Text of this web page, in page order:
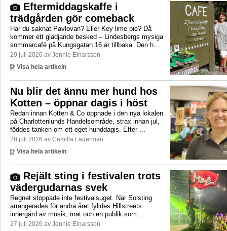
Eftermiddagskaffe i
trädgården gör comeback
Har du saknat Pavlovan? Eller Key lime pie? Då
kommer ett glädjande besked – Lindesbergs mysiga
sommarcafé på Kungsgatan 16 är tillbaka. Den h...
29 juli 2026 av Jennie Einarsson
Visa hela artikeln
Nu blir det ännu mer hund hos
Kotten – öppnar dagis i höst
Redan innan Kotten & Co öppnade i den nya lokalen
på Charlottenlunds Handelsområde, strax innan jul,
föddes tanken om ett eget hunddagis. Efter ...
28 juli 2026 av Camilla Lagerman
Visa hela artikeln
Rejält sting i festivalen trots
vädergudarnas svek
Regnet stoppade inte festivalsuget. När Solsting
arrangerades för andra året fylldes Hillstreets
innergård av musik, mat och en publik som ...
27 juli 2026 av Jennie Einarsson